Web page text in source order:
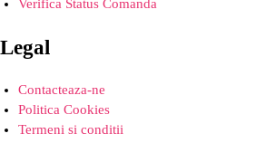
Verifica Status Comanda
Legal
Contacteaza-ne
Politica Cookies
Termeni si conditii